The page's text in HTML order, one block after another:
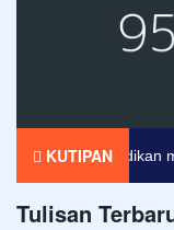
KUTIPAN
Pendidikan
Tulisan